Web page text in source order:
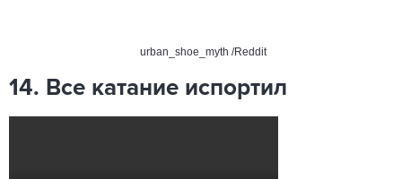
urban_shoe_myth /Reddit
14. Все катание испортил